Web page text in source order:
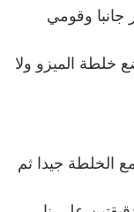
جانبا وقومي
خلطة الميزو ولا
الخلطة جيدا ثم